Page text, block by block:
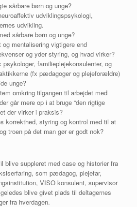
sårbare børn og unge?
udviklingspsykologi,
udvikling.
sårbare børn og unge?
mentalisering vigtigere end
og yder styring, og hvad virker?
psykologer, familieplejekonsulenter, og
(fx pædagoger og plejeforældre)
unge?
omkring tilgangen til arbejdet med
går mere op i at bruge “den rigtige
der virker i praksis?
korrekthed, styring og kontrol med til at
troen på det man gør er godt nok?
blive suppleret med case og historier fra
som pædagog, plejefar,
VISO konsulent, supervisor
blive givet plads til deltagernes
fra hverdagen.